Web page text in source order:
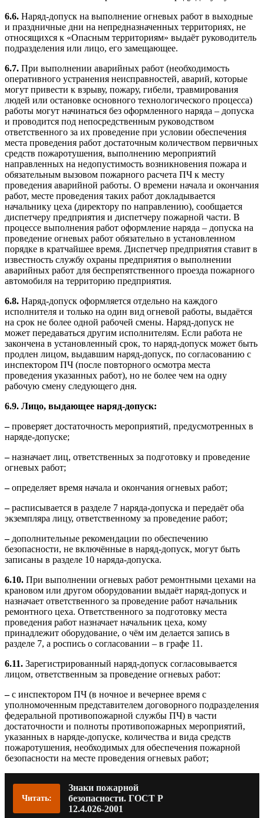
6.6. Наряд-допуск на выполнение огневых работ в выходные
и праздничные дни на непредназначенных территориях, не
относящихся к «Опасным территориям» выдаёт руководитель
подразделения или лицо, его замещающее.
6.7. При выполнении аварийных работ (необходимость
оперативного устранения неисправностей, аварий, которые
могут привести к взрыву, пожару, гибели, травмирования
людей или остановке основного технологического процесса)
работы могут начинаться без оформленного наряда – допуска
и проводится под непосредственным руководством
ответственного за их проведение при условии обеспечения
места проведения работ достаточным количеством первичных
средств пожаротушения, выполнению мероприятий
направленных на недопустимость возникновения пожара и
обязательным вызовом пожарного расчета ПЧ к месту
проведения аварийной работы. О времени начала и окончания
работ, месте проведения таких работ докладывается
начальнику цеха (директору по направлению), сообщается
диспетчеру предприятия и диспетчеру пожарной части. В
процессе выполнения работ оформление наряда – допуска на
проведение огневых работ обязательно в установленном
порядке в кратчайшее время. Диспетчер предприятия ставит в
известность службу охраны предприятия о выполнении
аварийных работ для беспрепятственного проезда пожарного
автомобиля на территорию предприятия.
6.8. Наряд-допуск оформляется отдельно на каждого
исполнителя и только на один вид огневой работы, выдаётся
на срок не более одной рабочей смены. Наряд-допуск не
может передаваться другим исполнителям. Если работа не
закончена в установленный срок, то наряд-допуск может быть
продлен лицом, выдавшим наряд-допуск, по согласованию с
инспектором ПЧ (после повторного осмотра места
проведения указанных работ), но не более чем на одну
рабочую смену следующего дня.
6.9. Лицо, выдающее наряд-допуск:
–проверяет достаточность мероприятий, предусмотренных в
наряде-допуске;
–назначает лиц, ответственных за подготовку и проведение
огневых работ;
–определяет время начала и окончания огневых работ;
–расписывается в разделе 7 наряда-допуска и передаёт оба
экземпляра лицу, ответственному за проведение работ;
–дополнительные рекомендации по обеспечению
безопасности, не включённые в наряд-допуск, могут быть
записаны в разделе 10 наряда-допуска.
6.10. При выполнении огневых работ ремонтными цехами на
крановом или другом оборудовании выдаёт наряд-допуск и
назначает ответственного за проведение работ начальник
ремонтного цеха. Ответственного за подготовку места
проведения работ назначает начальник цеха, кому
принадлежит оборудование, о чём им делается запись в
разделе 7, а роспись о согласовании – в графе 11.
6.11. Зарегистрированный наряд-допуск согласовывается
лицом, ответственным за проведение огневых работ:
–с инспектором ПЧ (в ночное и вечернее время с
уполномоченным представителем договорного подразделения
федеральной противопожарной службы ПЧ) в части
достаточности и полноты противопожарных мероприятий,
указанных в наряде-допуске, количества и вида средств
пожаротушения, необходимых для обеспечения пожарной
безопасности на месте проведения огневых работ;
Читать:
Знаки пожарной
безопасности. ГОСТ Р
12.4.026-2001